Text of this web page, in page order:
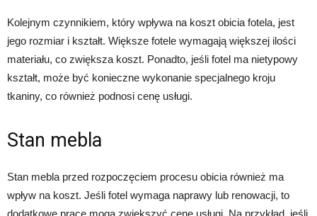
Kolejnym czynnikiem, który wpływa na koszt obicia fotela, jest
jego rozmiar i kształt. Większe fotele wymagają większej ilości
materiału, co zwiększa koszt. Ponadto, jeśli fotel ma nietypowy
kształt, może być konieczne wykonanie specjalnego kroju
tkaniny, co również podnosi cenę usługi.
Stan mebla
Stan mebla przed rozpoczęciem procesu obicia również ma
wpływ na koszt. Jeśli fotel wymaga naprawy lub renowacji, to
dodatkowe prace mogą zwiększyć cenę usługi. Na przykład, jeśli